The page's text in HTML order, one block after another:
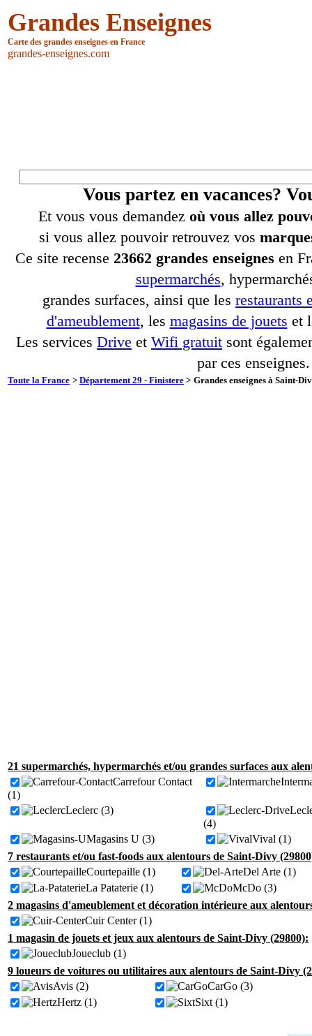
Grandes Enseignes
Carte des grandes enseignes en France
grandes-enseignes.com
Vous partez en vacances?
Et vous vous demandez où vous allez
si vous allez pouvoir retrouvez vos
Ce site recense 23662 grandes enseignes en
supermarchés,
grandes surfaces, ainsi que les restaurants
d'ameublement, les magasins de jouets et
Les services Drive et Wifi gratuit sont
par ces enseignes.
Toute la France > Département 29 - Finistere > Grandes enseignes à Saint-
21 supermarchés, hypermarchés et/ou grandes surfaces aux
Carrefour Contact
(1)
Leclerc (3)
(4)
Magasins U (3)
Vival (1)
7 restaurants et/ou fast-foods aux alentours de Saint-Divy
Courtepaille (1)
Del Arte (1)
La Pataterie (1)
McDo (3)
2 magasins d'ameublement et décoration intérieure aux
Cuir Center (1)
1 magasin de jouets et jeux aux alentours de Saint-Divy (29800):
Joueclub (1)
9 loueurs de voitures ou utilitaires aux alentours de Saint-Divy
Avis (2)
CarGo (3)
Hertz (1)
Sixt (1)